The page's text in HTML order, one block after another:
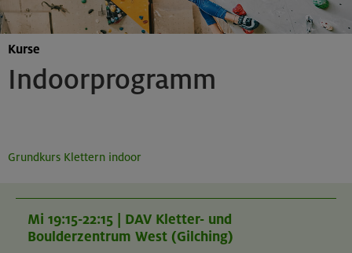
Indoorprogramm
Kurse
Grundkurs Klettern indoor
Mi 19:15-22:15 | DAV Kletter- und
Boulderzentrum West (Gilching)